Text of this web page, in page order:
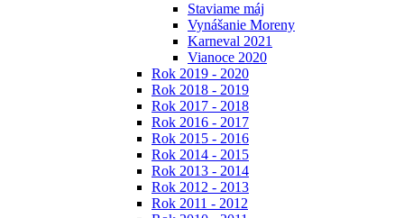
Staviame máj
Vynášanie Moreny
Karneval 2021
Vianoce 2020
Rok 2019 - 2020
Rok 2018 - 2019
Rok 2017 - 2018
Rok 2016 - 2017
Rok 2015 - 2016
Rok 2014 - 2015
Rok 2013 - 2014
Rok 2012 - 2013
Rok 2011 - 2012